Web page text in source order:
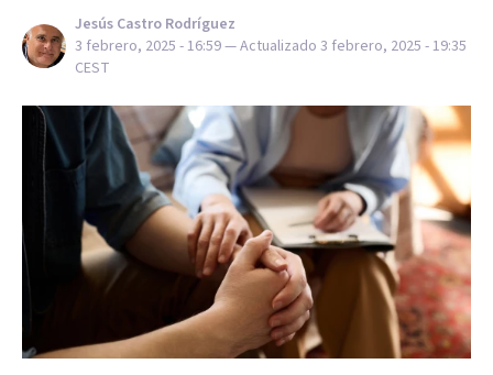
Jesús Castro Rodríguez
3 febrero, 2025 - 16:59— Actualizado 3 febrero, 2025 - 19:35
CEST